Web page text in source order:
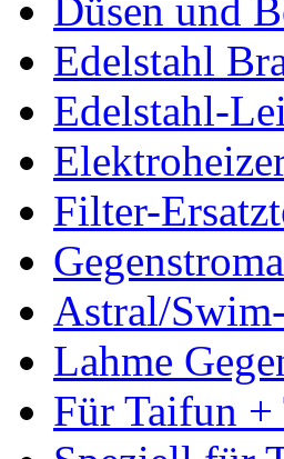
Düsen und
Edelstahl
Edelstahl-
Filter-
Astral/
Lahme
Für Taifun